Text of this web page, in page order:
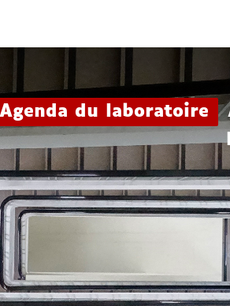
contenu
Agenda du laboratoire